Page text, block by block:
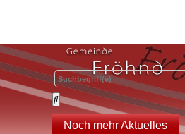
Noch mehr Aktuelles